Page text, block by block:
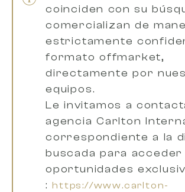
coinciden con su
comercializan de
estrictamente
formato offmarket,
directamente por
equipos.
Le invitamos a
agencia Carlton
correspondiente a la
buscada para acceder
oportunidades
: https://www.carlton-